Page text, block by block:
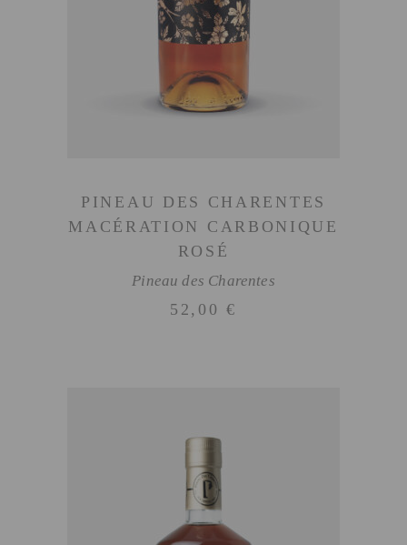
AJOUTER AU PANIER
PINEAU DES CHARENTES
MACÉRATION CARBONIQUE
ROSÉ
Pineau des Charentes
52,00€